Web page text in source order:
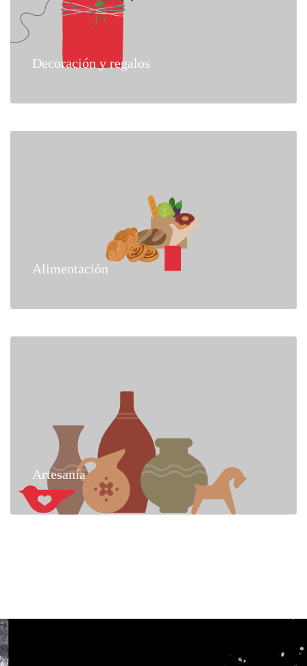
Decoración y regalos
Alimentación
Artesanía